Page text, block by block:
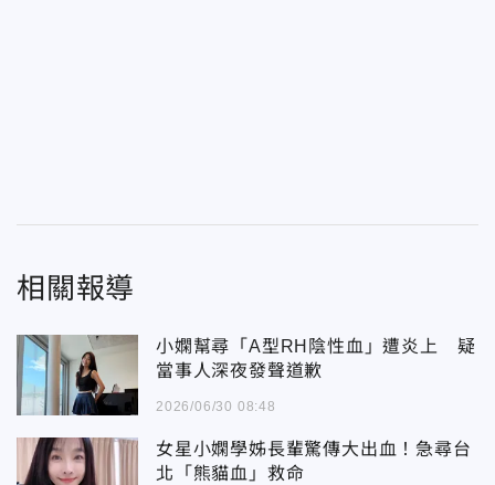
相關報導
小嫻幫尋「A型RH陰性血」遭炎上 疑
當事人深夜發聲道歉
2026/06/30 08:48
女星小嫻學姊長輩驚傳大出血！急尋台
北「熊貓血」救命